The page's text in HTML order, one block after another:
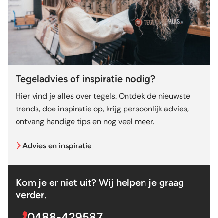
Tegeladvies of inspiratie nodig?
Hier vind je alles over tegels. Ontdek de nieuwste
trends, doe inspiratie op, krijg persoonlijk advies,
ontvang handige tips en nog veel meer.
Advies en inspiratie
Kom je er niet uit? Wij helpen je graag
verder.